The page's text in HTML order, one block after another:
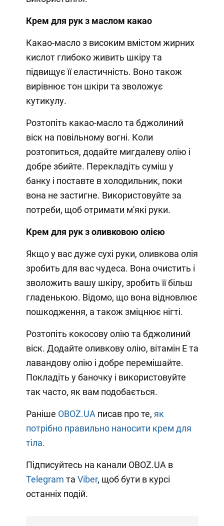
Крем для рук з маслом какао
Какао-масло з високим вмістом жирних
кислот глибоко живить шкіру та
підвищує її еластичність. Воно також
вирівнює тон шкіри та зволожує
кутикулу.
Розтопіть какао-масло та бджолиний
віск на повільному вогні. Коли
розтопиться, додайте мигдалеву олію і
добре збийте. Перекладіть суміш у
банку і поставте в холодильник, поки
вона не застигне. Використовуйте за
потреби, щоб отримати м'які руки.
Крем для рук з оливковою олією
Якщо у вас дуже сухі руки, оливкова олія
зробить для вас чудеса. Вона очистить і
зволожить вашу шкіру, зробить її більш
гладенькою. Відомо, що вона відновлює
пошкодження, а також зміцнює нігті.
Розтопіть кокосову олію та бджолиний
віск. Додайте оливкову олію, вітамін Е та
лавандову олію і добре перемішайте.
Покладіть у баночку і використовуйте
так часто, як вам подобається.
Раніше OBOZ.UA писав про те, як
потрібно правильно наносити крем для
тіла.
Підписуйтесь на канали OBOZ.UA в
Telegram та Viber, щоб бути в курсі
останніх подій.